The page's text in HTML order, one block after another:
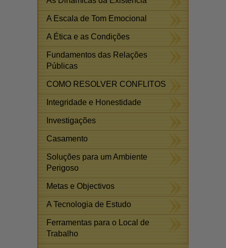
A Escala de Tom Emocional
A Ética e as Condições
Fundamentos das Relações
Públicas
COMO RESOLVER CONFLITOS
Integridade e Honestidade
Investigações
Casamento
Soluções para um Ambiente
Perigoso
Metas e Objectivos
A Tecnologia de Estudo
Ferramentas para o Local de
Trabalho